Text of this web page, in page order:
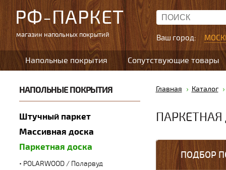
РФ-ПАРКЕТ
магазин напольных покрытий Ваш город:
Напольные покрытия Сопутствующие товары
НАПОЛЬНЫЕ ПОКРЫТИЯ
Штучный паркет
Массивная доска
Паркетная доска
POLARWOOD / Поларвуд
Главная Каталог
ПОДБОР